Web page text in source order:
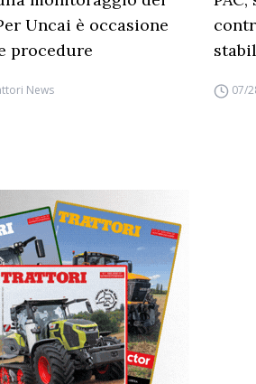
Uncai è occasione
procedure
News 07/